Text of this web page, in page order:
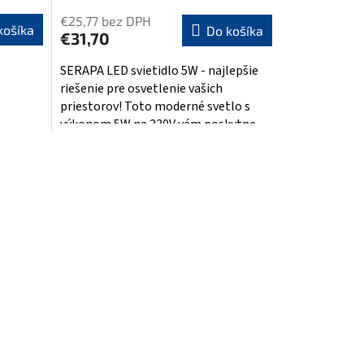
€25,77 bez DPH
€31,70 Do košíka
SERAPA LED svietidlo 5W - najlepšie
riešenie pre osvetlenie vašich
priestorov! Toto moderné svetlo s
výkonom 5W na 230V vám poskytne...